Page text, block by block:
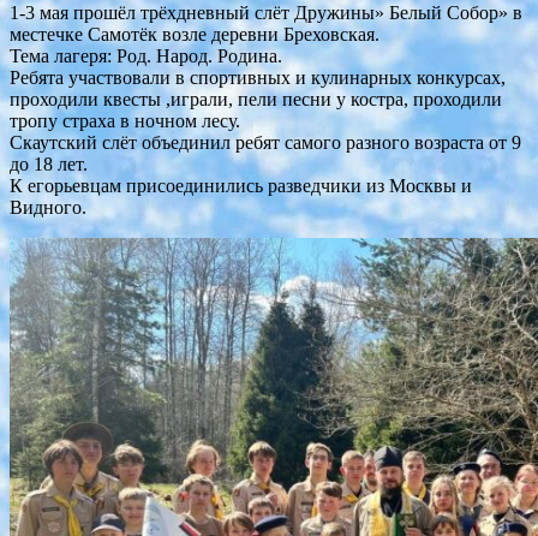
1-3 мая прошёл трёхдневный слёт Дружины» Белый Собор» в
местечке Самотёк возле деревни Бреховская.
Тема лагеря: Род. Народ. Родина.
Ребята участвовали в спортивных и кулинарных конкурсах,
проходили квесты ,играли, пели песни у костра, проходили
тропу страха в ночном лесу.
Скаутский слёт объединил ребят самого разного возраста от 9
до 18 лет.
К егорьевцам присоединились разведчики из Москвы и
Видного.